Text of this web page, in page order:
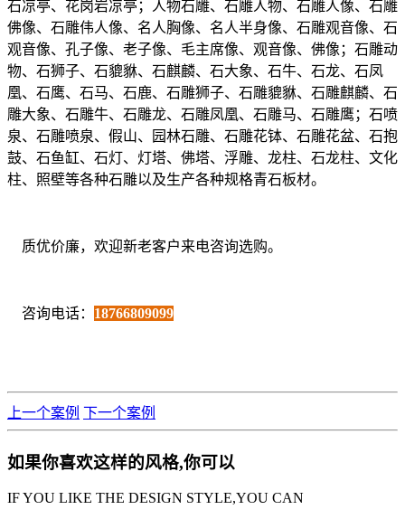
石凉亭、花岗岩凉亭；人物石雕、石雕人物、石雕人像、石雕
佛像、石雕伟人像、名人胸像、名人半身像、石雕观音像、石
观音像、孔子像、老子像、毛主席像、观音像、佛像；石雕动
物、石狮子、石貔貅、石麒麟、石大象、石牛、石龙、石凤
凰、石鹰、石马、石鹿、石雕狮子、石雕貔貅、石雕麒麟、石
雕大象、石雕牛、石雕龙、石雕凤凰、石雕马、石雕鹰；石喷
泉、石雕喷泉、假山、园林石雕、石雕花钵、石雕花盆、石抱
鼓、石鱼缸、石灯、灯塔、佛塔、浮雕、龙柱、石龙柱、文化
柱、照壁等各种石雕以及生产各种规格青石板材。
质优价廉，欢迎新老客户来电咨询选购。
咨询电话： 18766809099
上一个案例 下一个案例
如果你喜欢这样的风格,你可以
IF YOU LIKE THE DESIGN STYLE,YOU CAN